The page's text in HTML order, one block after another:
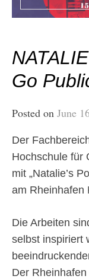
Go
Posted on June
Der
Hochschule für
mit „Natalie’s
am Rheinhafen
Die Arbeiten
selbst inspiriert
Der